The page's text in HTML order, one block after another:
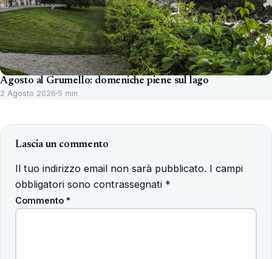
Agosto al Grumello: domeniche piene sul lago
2 Agosto 2026 5 min
Lascia un commento
Il tuo indirizzo email non sarà pubblicato. I campi
obbligatori sono contrassegnati *
Commento *